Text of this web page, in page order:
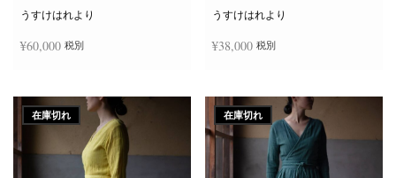
うすけはれより
¥60,000 税別
うすけはれより
¥38,000 税別
在庫切れ 在庫切れ